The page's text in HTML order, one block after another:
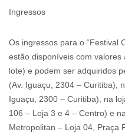
Ingressos
Os ingressos para o “Festival
estão disponíveis com
lote) e podem ser adquiridos
(Av. Iguaçu, 2304 – Curitiba),
Iguaçu, 2300 – Curitiba), na
106 – Loja 3 e 4 – Centro) e
Metropolitan – Loja 04, Praça